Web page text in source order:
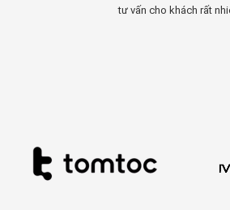
tư vấn cho khách rất